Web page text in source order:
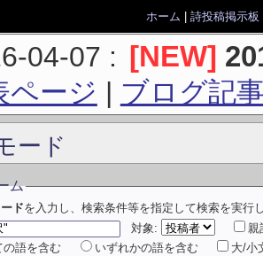
ホーム 詩投稿掲示板
04-07 : [NEW]
ページ | ブログ記
ード
ム
ドを入力し、検索条件等を指定して検索を実行
対象:
親
の語を含む いずれかの語を含む
大/小